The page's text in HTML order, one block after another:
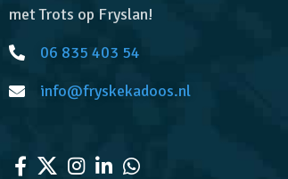
met Trots op Fryslan!
06 835 403 54
info@fryskekadoos.nl